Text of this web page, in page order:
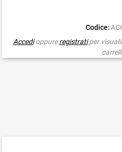
Codice:
Accedioppureregistrati per